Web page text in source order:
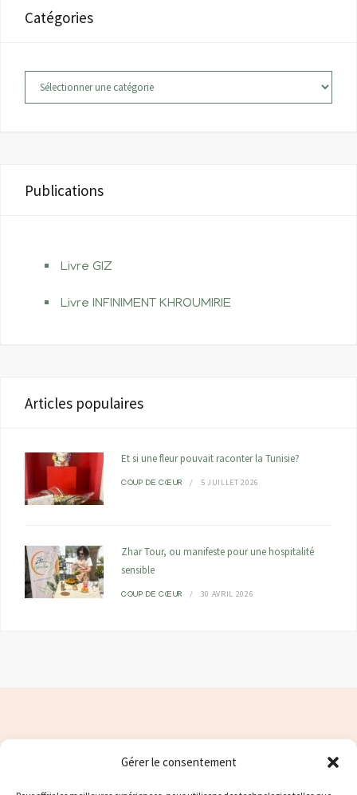
Gérer le consentement
Catégories
Catégories
Publications
Livre GIZ
Livre INFINIMENT KHROUMIRIE
Articles populaires
Et si une fleur pouvait raconter la Tunisie?
COUP DE CŒUR 5 JUILLET 2026
Zhar Tour, ou manifeste pour une hospitalité
sensible
COUP DE CŒUR 30 AVRIL 2026